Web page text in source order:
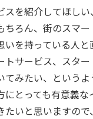
を紹介してほしい
ちろん、街のスマ
いを持っている人
トサービス、スタ
てみたい、という
にとっても有意義
たいと思いますの